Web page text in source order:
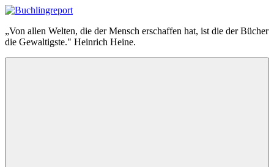
Zum
springen
Buchlingreport
„Von allen Welten, die der Mensch erschaffen hat, ist die der Bücher
die Gewaltigste." Heinrich Heine.